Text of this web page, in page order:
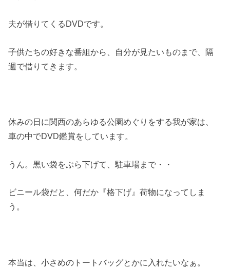
夫が借りてくるDVDです。
子供たちの好きな番組から、自分が見たいものまで、隔
週で借りてきます。
休みの日に関西のあらゆる公園めぐりをする我が家は、
車の中でDVD鑑賞をしています。
うん。黒い袋をぶら下げて、駐車場まで・・
ビニール袋だと、何だか『格下げ』荷物になってしま
う。
本当は、小さめのトートバッグとかに入れたいなぁ。